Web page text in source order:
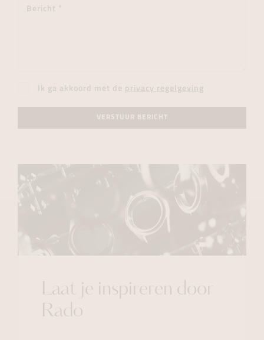
Ik ga akkoord met de privacy regelgeving
VERSTUUR BERICHT
Laat je inspireren door
Rado